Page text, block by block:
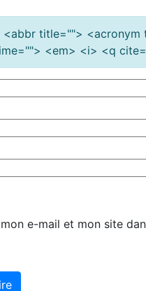
title="">
<em> <i> <q
e-mail et mon site